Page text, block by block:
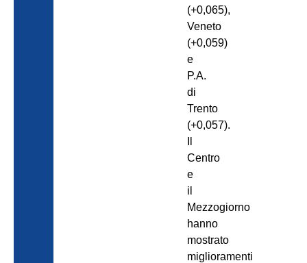
(+0,065),
Veneto
(+0,059)
e
P.A.
di
Trento
(+0,057).
Centro
e
il
Mezzogiorno
hanno
mostrato
miglioramenti